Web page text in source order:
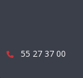
55 27 37 00